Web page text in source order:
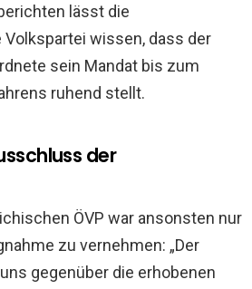
lässt die
wissen, dass der
sein Mandat bis zum
ruhend stellt.
der
ÖVP war ansonsten nur
zu vernehmen: „Der
gegenüber die erhobenen